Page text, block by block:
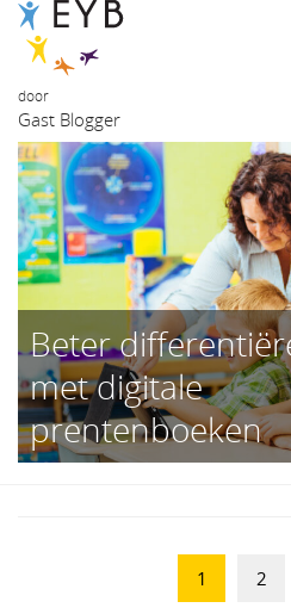
door
Gast Blogger
Beter
met digitale
prentenboeken
1 2